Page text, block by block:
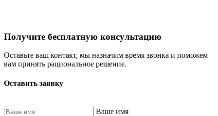
Получите бесплатную консультацию
Оставьте ваш контакт, мы назначим время звонка и поможем
вам принять рациональное решение.
Оставить заявку
Ваше имя